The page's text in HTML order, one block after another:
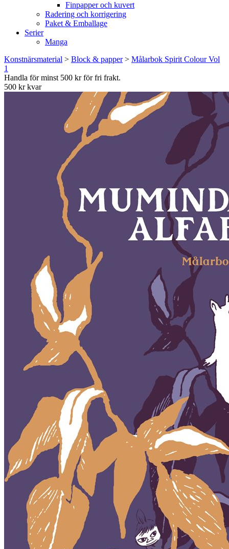
Finpapper och kuvert
Radering och korrigering
Paket & Emballage
Serier
Manga
Konstnärsmaterial > Block & papper> Målarbok Spirit Colour Vol
1
Handla för minst 500 kr för fri frakt.
500 kr kvar